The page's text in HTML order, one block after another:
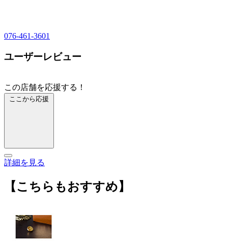
076-461-3601
ユーザーレビュー
この店舗を応援する！
ここから応援
詳細を見る
【こちらもおすすめ】